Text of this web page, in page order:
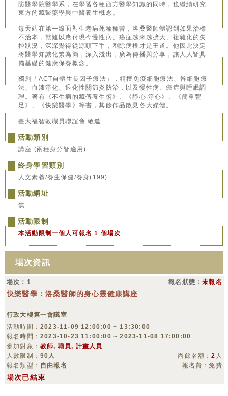
防醫學院醫學系，在學習各種西方醫學知識的同時，也繼續研究
東方的藏醫藥學與中醫養生概念。
每天站在第一線面對生老病死種種苦，洛桑醫師體認到如果治標
不治本，就難以應付現今慢性病、癌症越來越擴大、複雜化的失
控狀況，深深覺得從源頭下手，剷除病根才是王道。他因此決定
將醫學知識化繁為簡，深入淺出，廣為傳播與分享，讓人人皆具
備基礎的健康保養概念。
獨創「ACT自體生長因子療法」，精擅免疫細胞療法、幹細胞療
法、血液淨化、退化性關節炎防治，以及慢性病、癌症與睡眠調
理。著有《不生病的藏傳養生術》、《靜心‧淨心》、《簡單豐
足》、《快樂醫學》等書，其餘作品散見各大媒體。
臺大福智教職員聯誼會 敬邀
活動類別
講座 (兩種身分皆適用)
終身學習類別
人文素養/養生保健/養身(199)
活動網址
無
活動限制
本活動限制一個人可報名 1 個場次
場次資訊
場次：1 報名狀態：未報名
快樂醫學：洛桑醫師的身心靈健康講座
行政大樓第一會議室
活動時間： 2023-11-09 12:00:00 ~ 13:30:00
報名時間： 2023-10-23 11:00:00 ~ 2023-11-08 17:00:00
參加對象： 教師, 職員, 計畫人員
人數限制： 90人 尚餘名額：2 人
報名類型： 自由報名 報名費：免費
場次已結束